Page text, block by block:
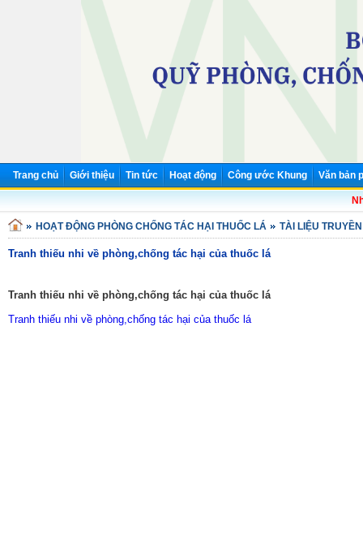
Trang chủ Giới thiệu Tin tức Hoạt động Công ước Khung Văn bản
HOẠT ĐỘNG PHÒNG CHỐNG TÁC HẠI THUỐC LÁ TÀI LIỆU
Tranh thiếu nhi về phòng,chống tác hại của thuốc lá
Tranh thiếu nhi về phòng,chống tác hại của thuốc lá
Tranh thiếu nhi về phòng,chống tác hại của thuốc lá